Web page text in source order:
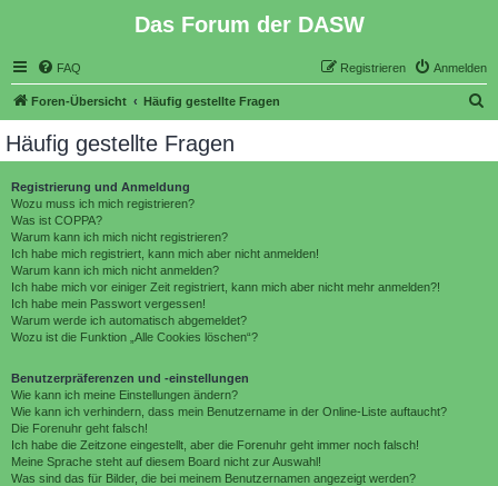
Das Forum der DASW
FAQ Anmelden
Registrieren
Foren-Übersicht Häufig gestellte Fragen
Häufig gestellte Fragen
Registrierung und Anmeldung
Wozu muss ich mich registrieren?
Was ist COPPA?
Warum kann ich mich nicht registrieren?
Ich habe mich registriert, kann mich aber nicht anmelden!
Warum kann ich mich nicht anmelden?
Ich habe mich vor einiger Zeit registriert, kann mich aber nicht mehr anmelden?!
Ich habe mein Passwort vergessen!
Warum werde ich automatisch abgemeldet?
Wozu ist die Funktion „Alle Cookies löschen“?
Benutzerpräferenzen und -einstellungen
Wie kann ich meine Einstellungen ändern?
Wie kann ich verhindern, dass mein Benutzername in der Online-Liste auftaucht?
Die Forenuhr geht falsch!
Ich habe die Zeitzone eingestellt, aber die Forenuhr geht immer noch falsch!
Meine Sprache steht auf diesem Board nicht zur Auswahl!
Was sind das für Bilder, die bei meinem Benutzernamen angezeigt werden?